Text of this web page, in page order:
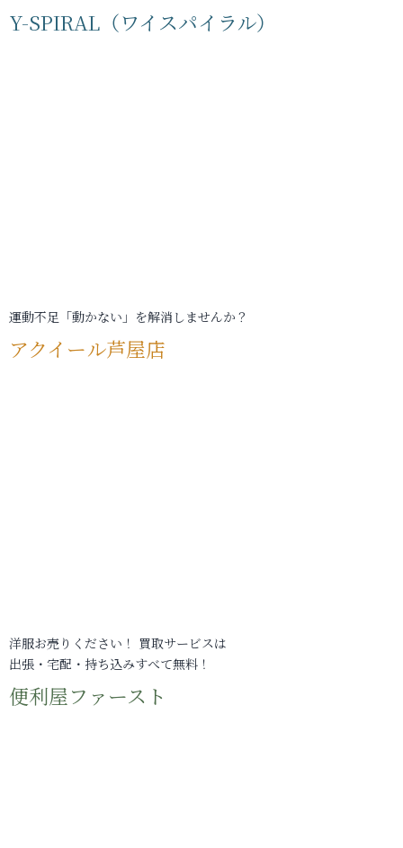
Y-SPIRAL（ワイスパイラル）
運動不足「動かない」を解消しませんか？
アクイール芦屋店
洋服お売りください！ 買取サービスは
出張・宅配・持ち込みすべて無料！
便利屋ファースト